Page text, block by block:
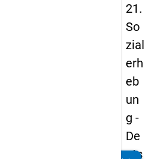
21.
So
zial
erh
eb
un
g -
De
uts